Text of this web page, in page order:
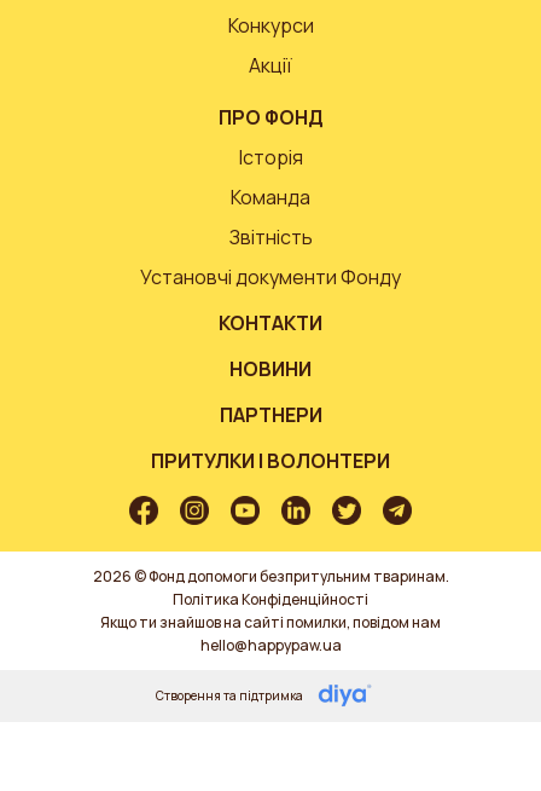
Конкурси
Акції
ПРО ФОНД
Історія
Команда
Звітність
Установчі документи Фонду
КОНТАКТИ
НОВИНИ
ПАРТНЕРИ
ПРИТУЛКИ І ВОЛОНТЕРИ
2026 © Фонд допомоги безпритульним тваринам.
Політика Конфіденційності
Якщо ти знайшов на сайті помилки, повідом нам
hello@happypaw.ua
Створення та підтримка